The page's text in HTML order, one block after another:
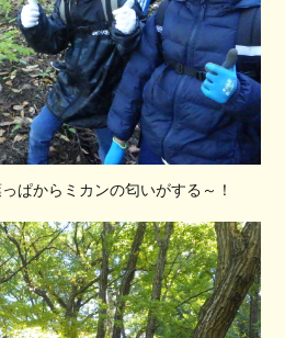
ぱからミカンの匂いがする～！